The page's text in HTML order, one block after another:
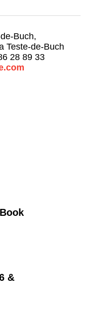
&
Buch,
Teste-de-Buch
28 89 33